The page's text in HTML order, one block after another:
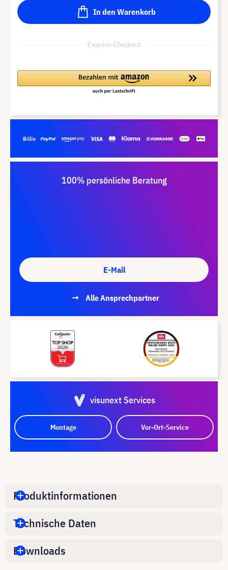
In den Warenkorb
Express-Checkout
100% persönliche Beratung
E-Mail
Alle Ansprechpartner
visunext Services
Montage Vor-Ort-Service
Produktinformationen
Technische Daten
Downloads